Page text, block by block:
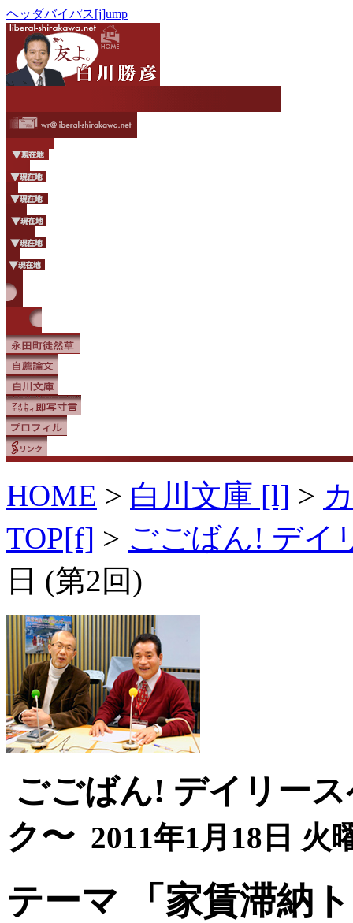
ヘッダバイパス[j]ump
HOME > 白川文庫 [l] >
TOP[f] > ごごばん! デイ
日 (第2回)
ごごばん! デイリー
ク〜 2011年1月18日 火
テーマ 「家賃滞納